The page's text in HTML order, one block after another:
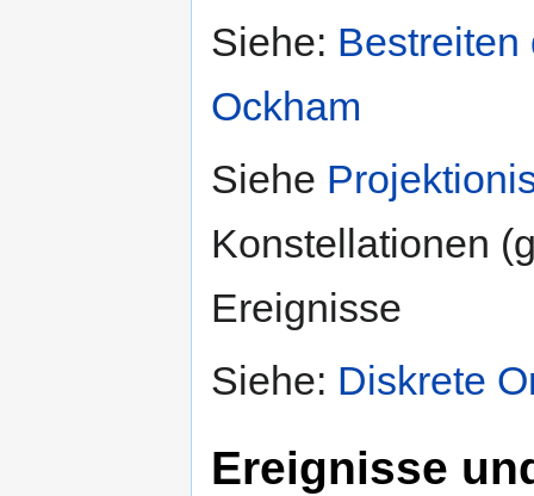
Siehe:
Ockham
Siehe
Konstellationen
Ereignisse
Siehe: Diskrete
Ereignisse